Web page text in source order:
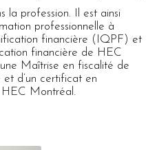
la profession. Il est ainsi
professionnelle à
financière (IQPF) et
financière de HEC
Maîtrise en fiscalité de
et d’un certificat en
Montréal.